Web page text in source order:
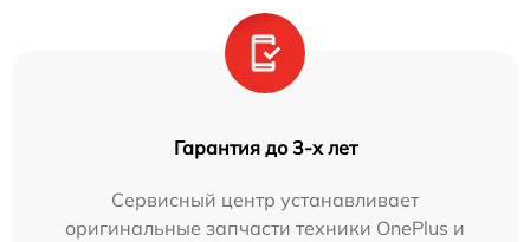
Гарантия до 3-х лет
Сервисный центр устанавливает
оригинальные запчасти техники OnePlus и